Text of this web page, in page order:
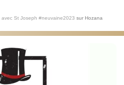
St Joseph #neuvaine2023 sur Hozana